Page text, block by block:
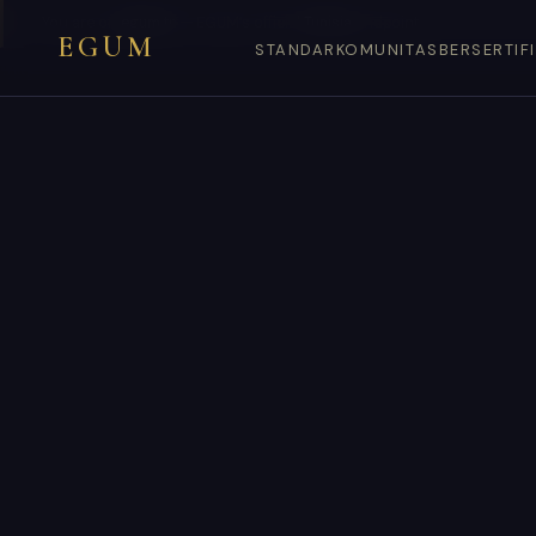
EGUM STANDAR KOMUNITAS